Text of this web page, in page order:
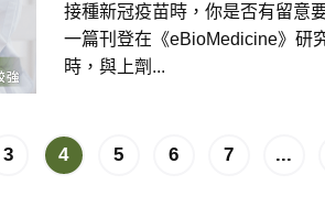
接種新冠疫苗時，你是否有留意
一篇刊登在《eBioMedicine》研
時，與上劑...
3 4 5 6 7 ...